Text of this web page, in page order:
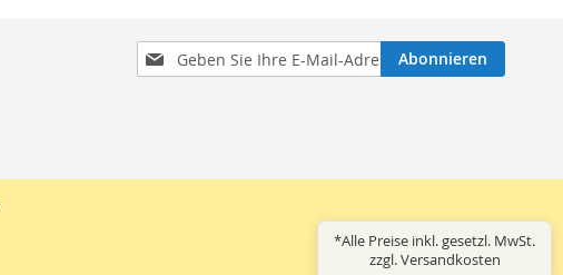
*Alle Preise inkl. gesetzl. MwSt.
zzgl. Versandkosten
Melden
Sie
an:
Abonnieren